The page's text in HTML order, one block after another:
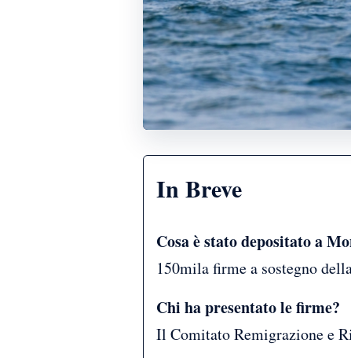
In Breve
Cosa è stato depositato a
150mila firme a sostegno
Chi ha presentato le firme?
Il Comitato Remigrazione e